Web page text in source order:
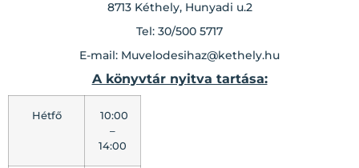
8713 Kéthely, Hunyadi u.2
Tel: 30/500 5717
E-mail: Muvelodesihaz@kethely.hu
A könyvtár nyitva tartása:
Hétfő
10:00
–
14:00